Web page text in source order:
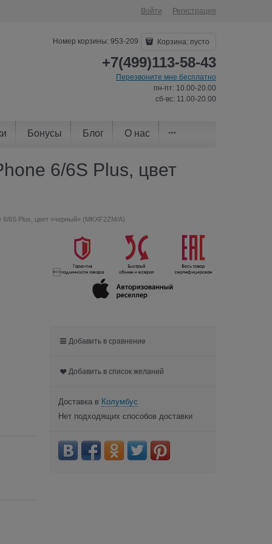
Войти Регистрация
Номер корзины: 953-209 Корзина: пусто
+7(499)113-58-43
Перезвоните мне бесплатно
пн-пт: 10.00-20.00
сб-вс: 11.00-20.00
Бонусы Блог О нас
6/6S Plus, цвет
6S Plus, цвет «черный» (MKXF2ZM/A)

Добавить в сравнение
Добавить в список желаний
Доставка в Колумбус
Нет подходящих способов доставки